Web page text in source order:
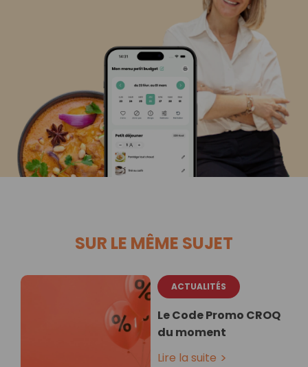
SUR LE MÊME SUJET
ACTUALITÉS
Le Code Promo CROQ
du moment
Lire la suite